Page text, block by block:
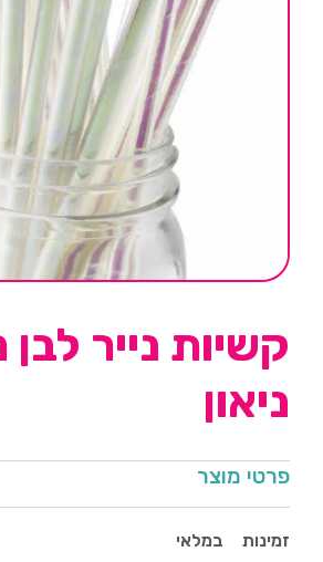
קשיות נייר
ניאון
פרטי מוצר
זמינות במלאי